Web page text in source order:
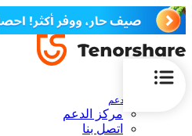
الدعم
مركز الدعم
اتصل بنا